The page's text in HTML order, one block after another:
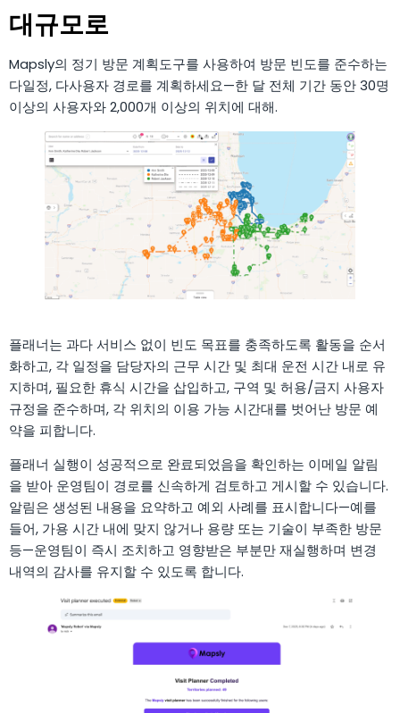
대규모로
Mapsly의 정기 방문 계획도구를 사용하여 방문 빈도를 준수하는
다일정, 다사용자 경로를 계획하세요—한 달 전체 기간 동안 30명
이상의 사용자와 2,000개 이상의 위치에 대해.
플래너는 과다 서비스 없이 빈도 목표를 충족하도록 활동을 순서
화하고, 각 일정을 담당자의 근무 시간 및 최대 운전 시간 내로 유
지하며, 필요한 휴식 시간을 삽입하고, 구역 및 허용/금지 사용자
규정을 준수하며, 각 위치의 이용 가능 시간대를 벗어난 방문 예
약을 피합니다.
플래너 실행이 성공적으로 완료되었음을 확인하는 이메일 알림
을 받아 운영팀이 경로를 신속하게 검토하고 게시할 수 있습니다.
알림은 생성된 내용을 요약하고 예외 사례를 표시합니다—예를
들어, 가용 시간 내에 맞지 않거나 용량 또는 기술이 부족한 방문
등—운영팀이 즉시 조치하고 영향받은 부분만 재실행하며 변경
내역의 감사를 유지할 수 있도록 합니다.